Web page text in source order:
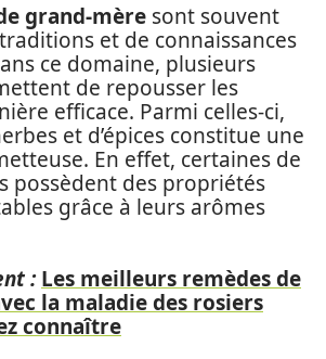
grand-mère sont souvent
et de connaissances
ce domaine, plusieurs
de repousser les
efficace. Parmi celles-ci,
et d’épices constitue une
En effet, certaines de
possèdent des propriétés
grâce à leurs arômes
: Les meilleurs remèdes de
la maladie des rosiers
connaître